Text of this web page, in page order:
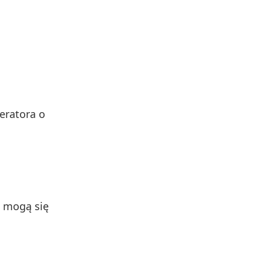
o
mogą się